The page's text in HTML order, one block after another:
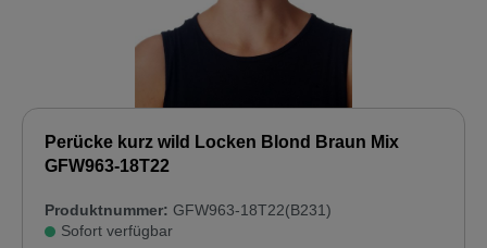
Perücke kurz wild Locken Blond Braun Mix
GFW963-18T22
Produktnummer: GFW963-18T22(B231)
Sofort verfügbar